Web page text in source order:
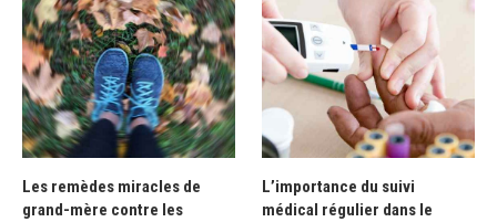
Les remèdes miracles de
grand-mère contre les
L’importance du suivi
médical régulier dans le